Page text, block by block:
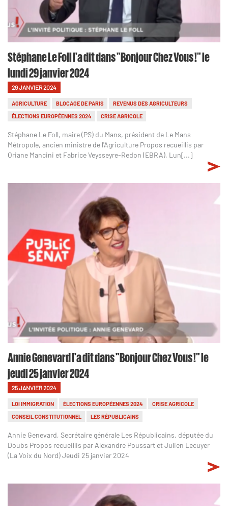
Stéphane Le Foll l'a dit dans "Bonjour Chez Vous !" le
lundi 29 janvier 2024
29 JANVIER 2024
AGRICULTURE BLOCAGE DE PARIS
REVENUS DES AGRICULTEURS
ÉLECTIONS EUROPÉENNES 2024
CRISE AGRICOLE
Stéphane Le Foll, maire (PS) du Mans, président de Le Mans
Métropole, ancien ministre de l'Agriculture Propos recueillis par
Oriane Mancini et Fabrice Veysseyre-Redon (EBRA), Lun[...]
Annie Genevard l'a dit dans "Bonjour Chez Vous !" le
jeudi 25 janvier 2024
25 JANVIER 2024
LOI IMMIGRATION ÉLECTIONS EUROPÉENNES 2024
CRISE AGRICOLE
CONSEIL CONSTITUTIONNEL
LES RÉPUBLICAINS
Annie Genevard, Secrétaire générale Les Républicains, députée du
Doubs Propos recueillis par Alexandre Poussart et Julien Lecuyer
(La Voix du Nord) Jeudi 25 janvier 2024